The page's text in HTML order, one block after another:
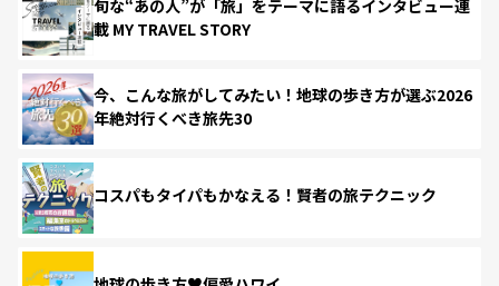
旬な“あの人”が「旅」をテーマに語るインタビュー連
載 MY TRAVEL STORY
今、こんな旅がしてみたい！地球の歩き方が選ぶ2026
年絶対行くべき旅先30
コスパもタイパもかなえる！賢者の旅テクニック